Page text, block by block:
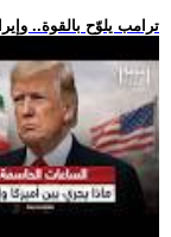
.. ترامب يلوّح بالقوة..